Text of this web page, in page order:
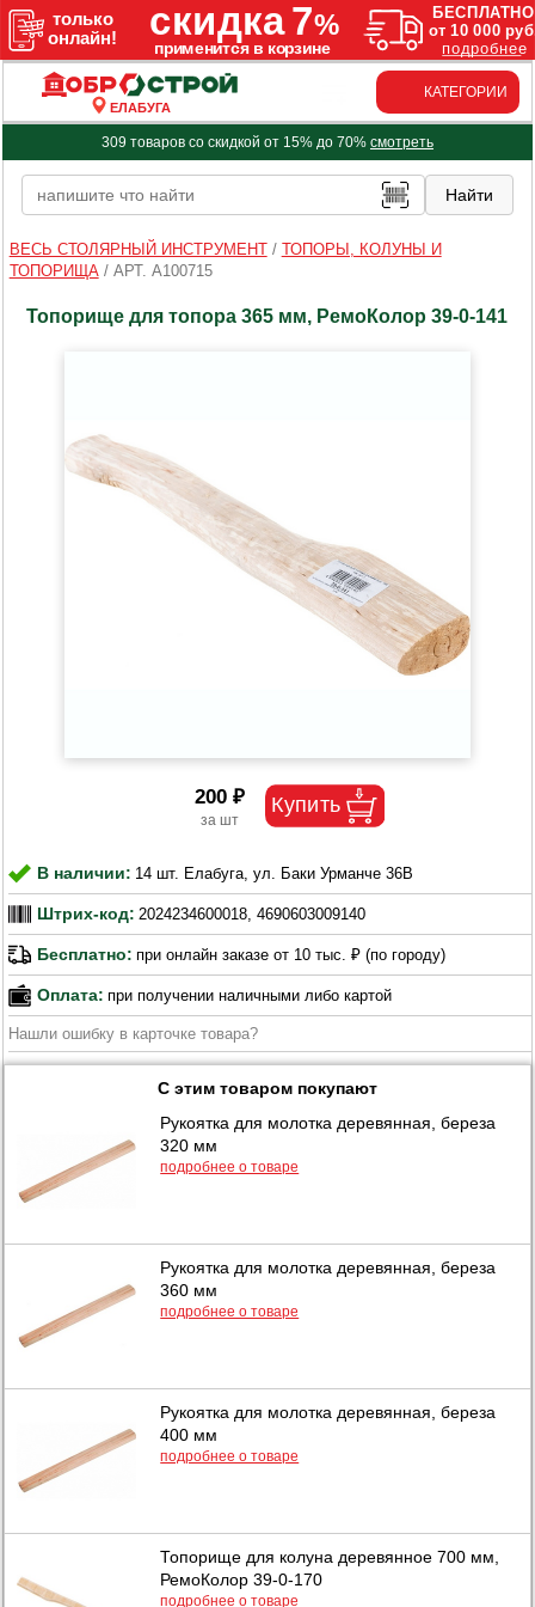
ЕЛАБУГА
КАТЕГОРИИ
309 товаров со скидкой от 15% до 70% смотреть
ВЕСЬ СТОЛЯРНЫЙ ИНСТРУМЕНТ/ ТОПОРЫ, КОЛУНЫ И
ТОПОРИЩА/ АРТ. A100715
Топорище для топора 365 мм, РемоКолор 39-0-141
200 ₽
В наличии: 14 шт. Елабуга, ул. Баки Урманче 36В
Штрих-код: 2024234600018, 4690603009140
Бесплатно: при онлайн заказе от 10 тыс. ₽ (по городу)
Оплата: при получении наличными либо картой
Нашли ошибку в карточке товара?
С этим товаром покупают
Рукоятка для молотка деревянная, береза
320 мм
подробнее о товаре
Рукоятка для молотка деревянная, береза
360 мм
подробнее о товаре
Рукоятка для молотка деревянная, береза
400 мм
подробнее о товаре
Топорище для колуна деревянное 700 мм,
РемоКолор 39-0-170
подробнее о товаре